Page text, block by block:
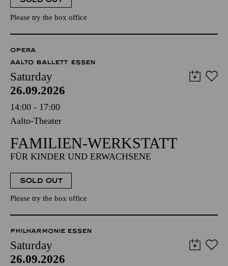
Please try the box office
OPERA
AALTO BALLETT ESSEN
Saturday
26.09.2026
14:00 - 17:00
Aalto-Theater
FAMILIEN-WERKSTATT
FÜR KINDER UND ERWACHSENE
SOLD OUT
Please try the box office
PHILHARMONIE ESSEN
Saturday
26.09.2026